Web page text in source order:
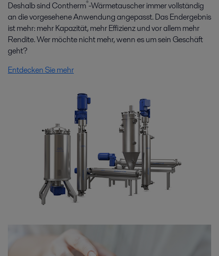
Deshalb sind Contherm®-Wärmetauscher immer vollständig
an die vorgesehene Anwendung angepasst. Das Endergebnis
ist mehr: mehr Kapazität, mehr Effizienz und vor allem mehr
Rendite. Wer möchte nicht mehr, wenn es um sein Geschäft
geht?
Entdecken Sie mehr